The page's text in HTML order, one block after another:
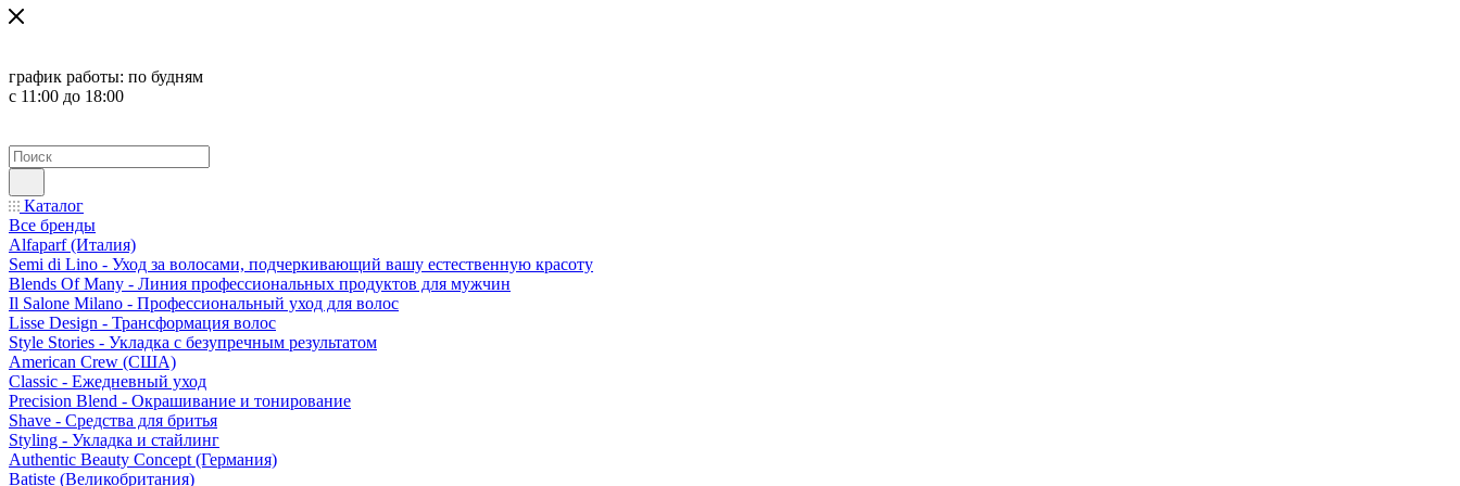
график работы: по будням
с 11:00 до 18:00
Каталог
Все бренды
Alfaparf (Италия)
Semi di Lino - Уход за волосами, подчеркивающий вашу естественную красоту
Blends Of Many - Линия профессиональных продуктов для мужчин
Il Salone Milano - Профессиональный уход для волос
Lisse Design - Трансформация волос
Style Stories - Укладка с безупречным результатом
American Crew (США)
Classic - Ежедневный уход
Precision Blend - Окрашивание и тонирование
Shave - Средства для бритья
Styling - Укладка и стайлинг
Authentic Beauty Concept (Германия)
Batiste (Великобритания)